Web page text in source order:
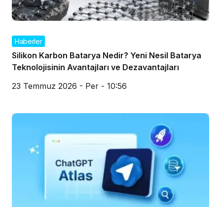
Haberler
Silikon Karbon Batarya Nedir? Yeni Nesil Batarya
Teknolojisinin Avantajları ve Dezavantajları
23 Temmuz 2026 - Per - 10:56